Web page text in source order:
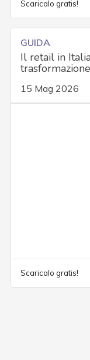
Scaricalo gratis!
GUIDA
Il retail in
15 Mag 2026
Scaricalo gratis!